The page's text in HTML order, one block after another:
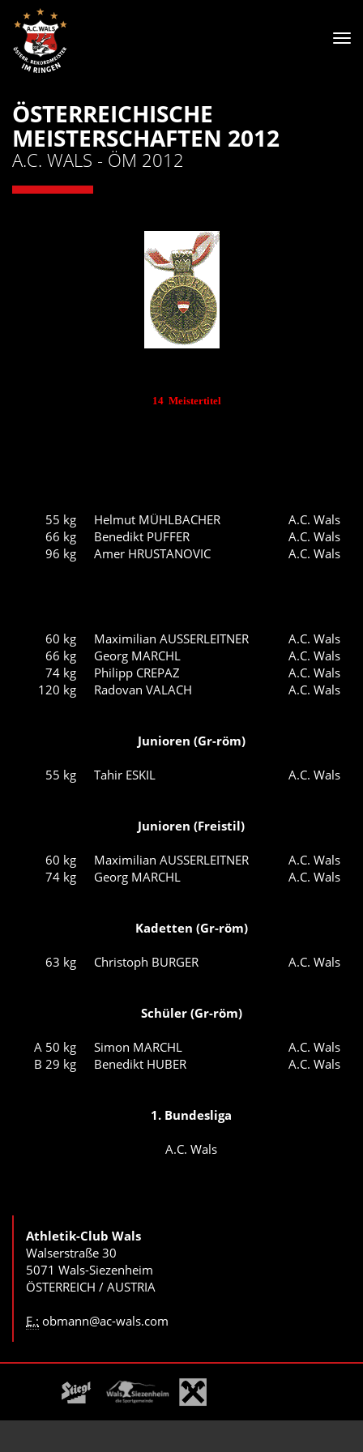
ÖSTERREICHISCHE
MEISTERSCHAFTEN 2012
A.C. WALS - ÖM 2012
14 Meistertitel
55 kg Helmut MÜHLBACHER
A.C. Wals
66 kg
Benedikt PUFFER
A.C. Wals
96 kg
Amer HRUSTANOVIC A.C. Wals
60 kg Maximilian AUSSERLEITNER
A.C. Wals
66 kg
Georg MARCHL
A.C. Wals
74 kg
Philipp CREPAZ
A.C. Wals
120 kg
Radovan VALACH A.C. Wals
Junioren (Gr-röm)
55 kg Tahir ESKIL A.C. Wals
Junioren (Freistil)
60 kg Maximilian AUSSERLEITNER
A.C. Wals
74 kg
Georg MARCHL A.C. Wals
Kadetten (Gr-röm)
63 kg Christoph BURGER A.C. Wals
Schüler (Gr-röm)
A 50 kg Simon MARCHL
A.C. Wals
B 29 kg
Benedikt HUBER A.C. Wals
1. Bundesliga
A.C. Wals
Athletik-Club Wals
Walserstraße 30
5071 Wals-Siezenheim
ÖSTERREICH / AUSTRIA
E.: obmann@ac-wals.com